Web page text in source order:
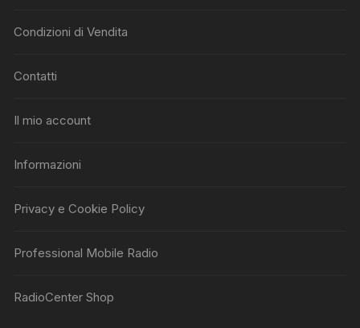
Condizioni di Vendita
Contatti
Il mio account
Informazioni
Privacy e Cookie Policy
Professional Mobile Radio
RadioCenter Shop